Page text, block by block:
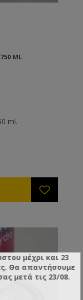
ML
ml.
μέχρι και 23
Θα απαντήσουμε
μετά τις 23/08.